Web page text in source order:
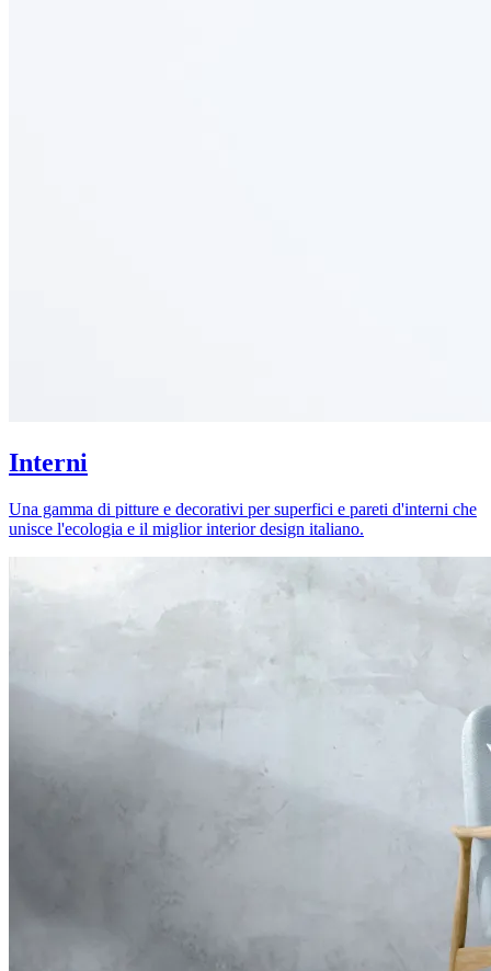
Interni
Una gamma di pitture e decorativi per superfici e pareti d'interni che
unisce l'ecologia e il miglior interior design italiano.